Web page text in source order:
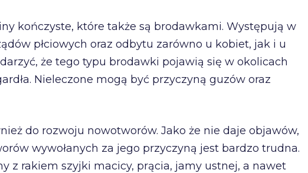
kończyste, które także są brodawkami. Występują w
płciowych oraz odbytu zarówno u kobiet, jak i u
że tego typu brodawki pojawią się w okolicach
Nieleczone mogą być przyczyną guzów oraz
do rozwoju nowotworów. Jako że nie daje objawów,
wywołanych za jego przyczyną jest bardzo trudna.
z rakiem szyjki macicy, prącia, jamy ustnej, a nawet